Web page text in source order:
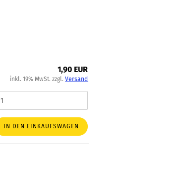
1,90 EUR
inkl. 19% MwSt. zzgl.Versand
IN DEN EINKAUFSWAGEN